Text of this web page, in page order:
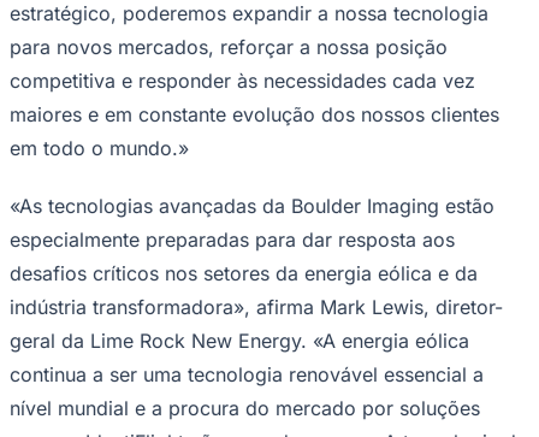
estratégico, poderemos expandir a nossa tecnologia
para novos mercados, reforçar a nossa posição
competitiva e responder às necessidades cada vez
maiores e em constante evolução dos nossos clientes
em todo o mundo.»
«As tecnologias avançadas da Boulder Imaging estão
especialmente preparadas para dar resposta aos
desafios críticos nos setores da energia eólica e da
indústria transformadora», afirma Mark Lewis, diretor-
geral da Lime Rock New Energy. «A energia eólica
continua a ser uma tecnologia renovável essencial a
nível mundial e a procura do mercado por soluções